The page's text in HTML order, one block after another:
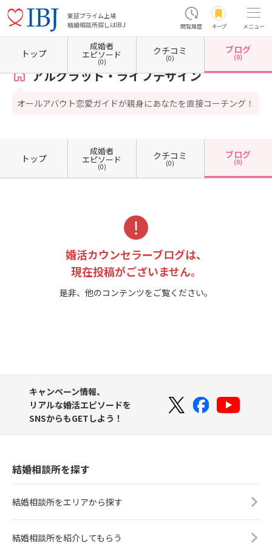
東証プライム上場
結婚相談所探しはIBJ
閲覧履歴 キープ メニュー
ホーム 東京都の結婚相談所 東京都目黒区 アルグラット・ライフデザイン カウンセ
アルグラット・ライフデザイン
オールアバウト恋愛ガイドが親身にあなたを直接コーチング！
トップ
成婚者
エピソード
(0)
クチコミ
(0)
ブログ
(0)
トップ
成婚者
エピソード
(0)
クチコミ
(0)
ブログ
(0)
婚活カウンセラーブログは、
現在投稿がございません。
是非、他のコンテンツをご覧ください。
キャンペーン情報、
リアルな婚活エピソードを
SNSからもGETしよう！
結婚相談所を探す
結婚相談所をエリアから探す
結婚相談所を紹介してもらう